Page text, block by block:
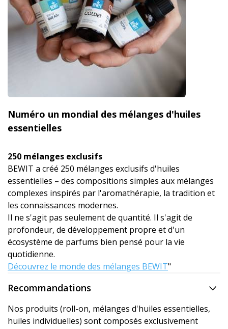
Numéro un mondial des mélanges d'huiles
essentielles
250 mélanges exclusifs
BEWIT a créé 250 mélanges exclusifs d'huiles
essentielles – des compositions simples aux mélanges
complexes inspirés par l'aromathérapie, la tradition et
les connaissances modernes.
Il ne s'agit pas seulement de quantité. Il s'agit de
profondeur, de développement propre et d'un
écosystème de parfums bien pensé pour la vie
quotidienne.
Découvrez le monde des mélanges BEWIT"
Recommandations
Nos produits (roll-on, mélanges d'huiles essentielles,
huiles individuelles) sont composés exclusivement